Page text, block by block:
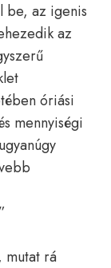
be, az igenis
az
óriási
mennyiségi
mutat rá